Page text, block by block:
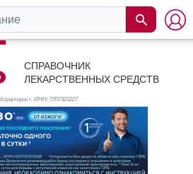
СПРАВОЧНИК
ЛЕКАРСТВЕННЫХ СРЕДСТВ
ИНН: 7707321227